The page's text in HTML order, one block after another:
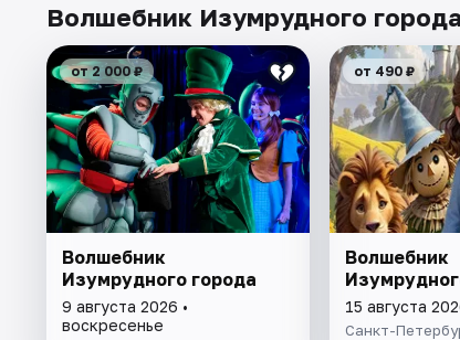
Волшебник Изумрудного
от 2 000 ₽
Волшебник
Изумрудного города
9 августа 2026 •
воскресенье
от 490 ₽
Волшебник
15 августа
Санкт-